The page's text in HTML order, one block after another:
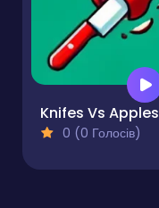
Knifes Vs Apples
0 (0 Голосів)